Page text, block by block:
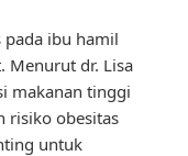
pada ibu hamil
Menurut dr. Lisa
makanan tinggi
risiko obesitas
untuk